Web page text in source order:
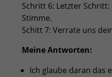
Schritt 6: Letzter
Stimme.
Schitt 7: Verrate uns
Meine Antworten:
Ich glaube daran das